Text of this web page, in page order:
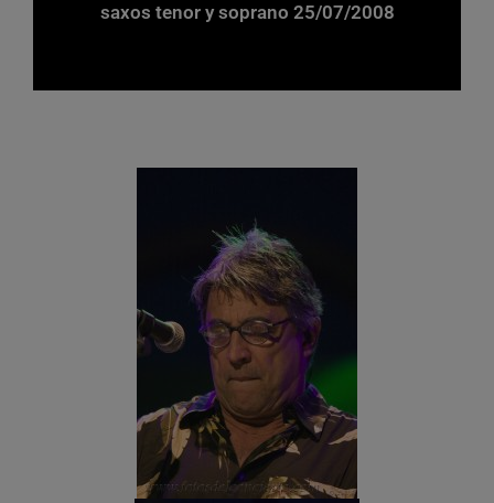
saxos tenor y soprano 25/07/2008